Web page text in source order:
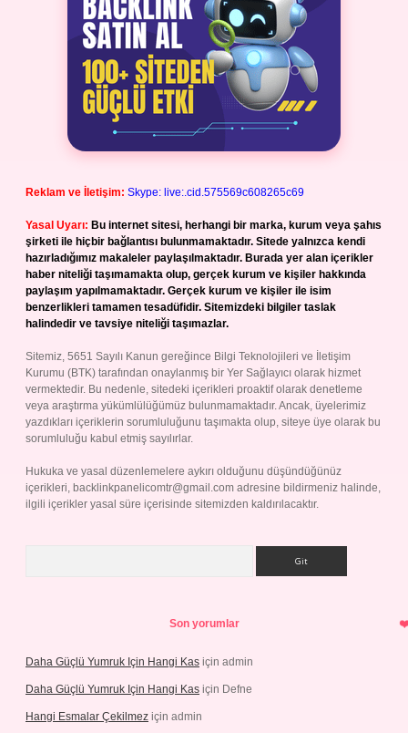
Reklam ve İletişim: Skype: live:.cid.575569c608265c69
Yasal Uyarı: Bu internet sitesi, herhangi bir marka, kurum veya şahıs
şirketi ile hiçbir bağlantısı bulunmamaktadır. Sitede yalnızca kendi
hazırladığımız makaleler paylaşılmaktadır. Burada yer alan içerikler
haber niteliği taşımamakta olup, gerçek kurum ve kişiler hakkında
paylaşım yapılmamaktadır. Gerçek kurum ve kişiler ile isim
benzerlikleri tamamen tesadüfidir. Sitemizdeki bilgiler taslak
halindedir ve tavsiye niteliği taşımazlar.
Sitemiz, 5651 Sayılı Kanun gereğince Bilgi Teknolojileri ve İletişim
Kurumu (BTK) tarafından onaylanmış bir Yer Sağlayıcı olarak hizmet
vermektedir. Bu nedenle, sitedeki içerikleri proaktif olarak denetleme
veya araştırma yükümlülüğümüz bulunmamaktadır. Ancak, üyelerimiz
yazdıkları içeriklerin sorumluluğunu taşımakta olup, siteye üye olarak bu
sorumluluğu kabul etmiş sayılırlar.
Hukuka ve yasal düzenlemelere aykırı olduğunu düşündüğünüz
içerikleri, backlinkpanelicomtr@gmail.com adresine bildirmeniz halinde,
ilgili içerikler yasal süre içerisinde sitemizden kaldırılacaktır.
Son yorumlar
Daha Güçlü Yumruk Için Hangi Kas için admin
Daha Güçlü Yumruk Için Hangi Kas için Defne
Hangi Esmalar Çekilmez için admin